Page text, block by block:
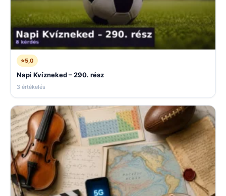
⭐5,0
Napi Kvízneked – 290. rész
3 értékelés